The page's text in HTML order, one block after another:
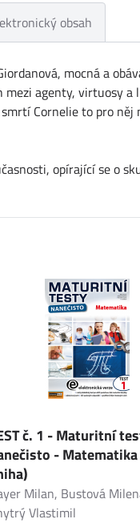
obsah
mocná a
agenty, virtuosy
Cornelie to pro
opírající se o
č. 1 - Maturitní
-
Milan, Bustová
Vlastimil